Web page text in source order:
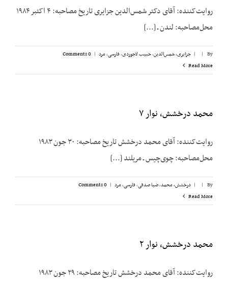
روایت‌کننده: آقای دکتر شمس‌الدین جزایری تاریخ مصاحبه: ۴ اکتبر ۱۹۸۴
محل‌مصاحبه: لندن ـ [...]
By
|
| جزایری، شمس‌الدین,حبیب لاجوردی,فارسی,مرد |
0 Comments
Read More
محمد درخشش، نوار ۷
روایت‌کننده: آقای محمد درخشش تاریخ مصاحبه: ۳۰ جون ۱۹۸۳
محل‌مصاحبه: چوی‌چیس ـ مریلند [...]
By
|
| درخشش،‌ محمد,ضیا صدقی,فارسی,مرد |
0 Comments
Read More
محمد درخشش، نوار ۲
روایت‌کننده: آقای محمد درخشش تاریخ مصاحبه: ۲۹ جون ۱۹۸۳